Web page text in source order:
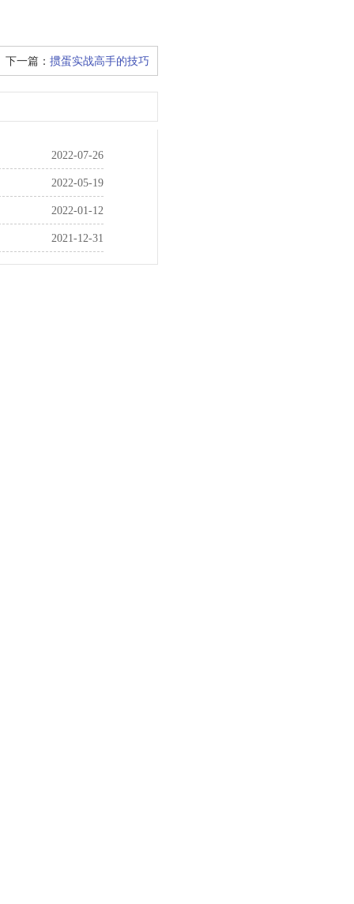
下一篇： 掼蛋实战高手的技巧
2022-07-26
2022-05-19
2022-01-12
2021-12-31